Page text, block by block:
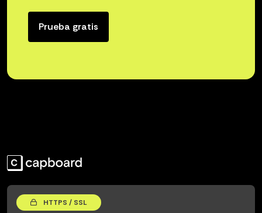
Prueba gratis
HTTPS / SSL